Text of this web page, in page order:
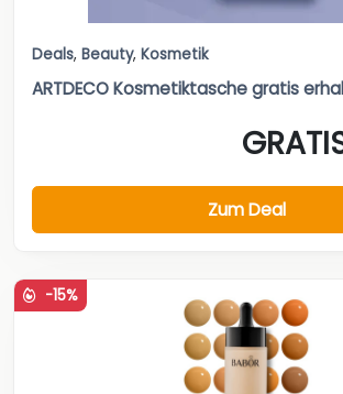
Deals, Beauty, Kosmetik
ARTDECO Kosmetiktasche gratis
Zum Deal
-15%